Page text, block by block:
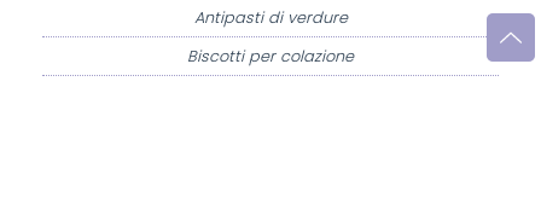
Antipasti di verdure
Biscotti per colazione